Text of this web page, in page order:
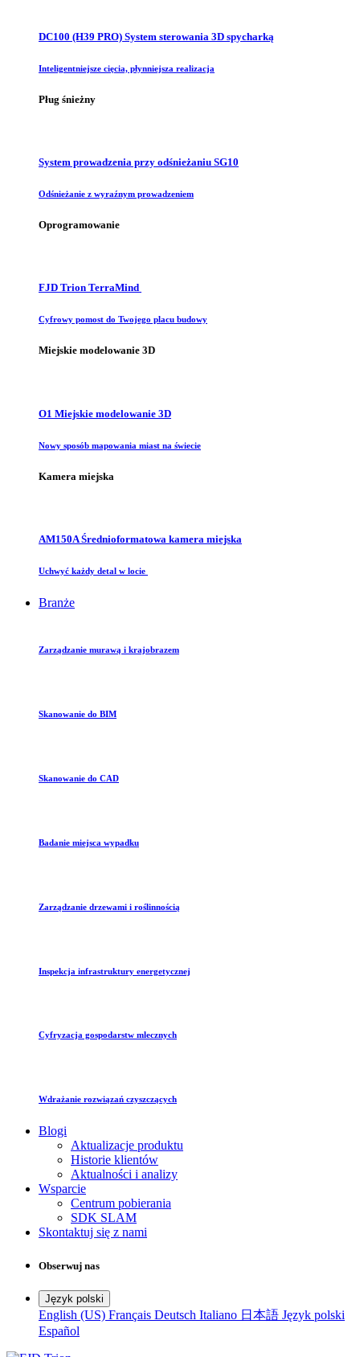
DC100 (H39 PRO) System sterowania 3D spycharką
Inteligentniejsze cięcia, płynniejsza realizacja
Pług śnieżny
System prowadzenia przy odśnieżaniu SG10
Odśnieżanie z wyraźnym prowadzeniem
Oprogramowanie
FJD Trion TerraMind
Cyfrowy pomost do Twojego placu budowy
Miejskie modelowanie 3D
O1 Miejskie modelowanie 3D
Nowy sposób mapowania miast na świecie
Kamera miejska
AM150A Średnioformatowa kamera miejska
Uchwyć każdy detal w locie
Branże
Zarządzanie murawą i krajobrazem
Skanowanie do BIM
Skanowanie do CAD
Badanie miejsca wypadku
Zarządzanie drzewami i roślinnością
Inspekcja infrastruktury energetycznej
Cyfryzacja gospodarstw mlecznych
Wdrażanie rozwiązań czyszczących
Blogi
Aktualizacje produktu
Historie klientów
Aktualności i analizy
Wsparcie
Centrum pobierania
SDK SLAM
Skontaktuj się z nami
Obserwuj nas
Język polski
English (US) Français Deutsch Italiano 日本語 Język polski
Español